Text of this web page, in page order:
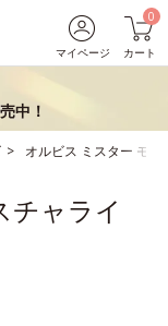
マイページ
0
カート
中！
オルビス ミスター モ
チャライ